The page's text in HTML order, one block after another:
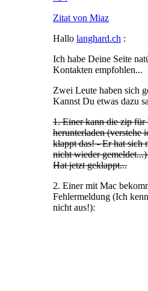
Zitat von Miaz
Hallo langhard.ch :
Ich habe Deine Seite
Kontakten empfohlen...
Zwei Leute haben sich
Kannst Du etwas dazu
1. Einer kann die zip
herunterladen (verstehe
klappt das! - Er hat sich
nicht wieder
Hat jetzt geklappt...
2. Einer mit Mac
Fehlermeldung (Ich
nicht aus!):